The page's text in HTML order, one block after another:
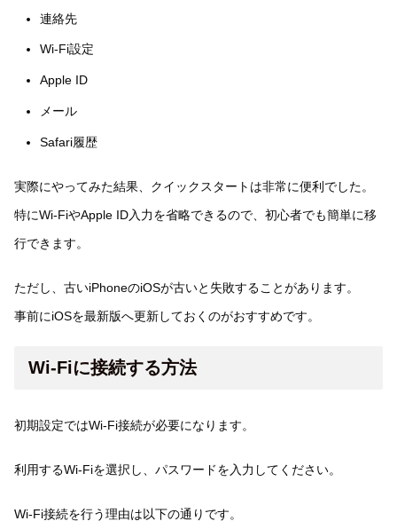
連絡先
Wi-Fi設定
Apple ID
メール
Safari履歴
実際にやってみた結果、クイックスタートは非常に便利でした。
特にWi-FiやApple ID入力を省略できるので、初心者でも簡単に移
行できます。
ただし、古いiPhoneのiOSが古いと失敗することがあります。
事前にiOSを最新版へ更新しておくのがおすすめです。
Wi-Fiに接続する方法
初期設定ではWi-Fi接続が必要になります。
利用するWi-Fiを選択し、パスワードを入力してください。
Wi-Fi接続を行う理由は以下の通りです。